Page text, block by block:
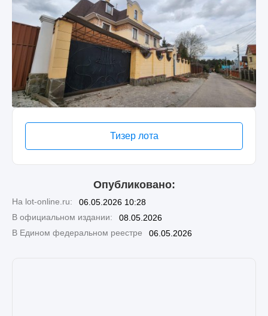
Тизер лота
Опубликовано:
На lot-online.ru:
06.05.2026 10:28
В официальном издании:
08.05.2026
В Едином федеральном реестре
06.05.2026